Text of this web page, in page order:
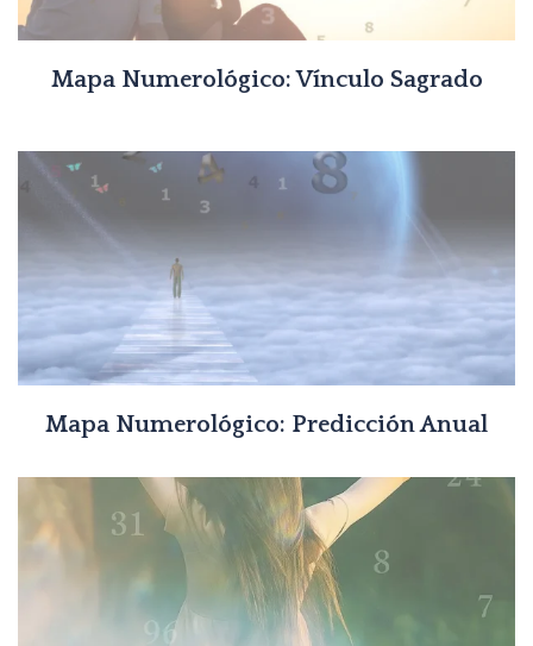
Mapa Numerológico: Vínculo Sagrado
Mapa Numerológico: Predicción Anual